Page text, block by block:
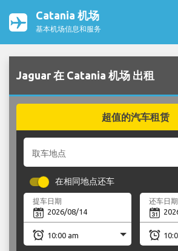
Catania 机场
基本机场信息和服务
Jaguar 在 Catania 机场 出租
超值的汽车租赁
取车地点
在相同地点还车
提车日期 还车日期